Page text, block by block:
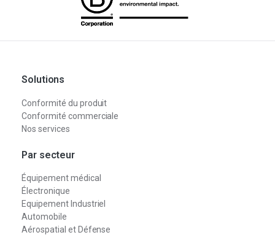
Solutions
Conformité du produit
Conformité commerciale
Nos services
Par secteur
Équipement médical
Électronique
Equipement Industriel
Automobile
Aérospatial et Défense